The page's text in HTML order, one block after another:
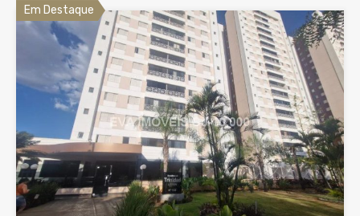
Em Destaque